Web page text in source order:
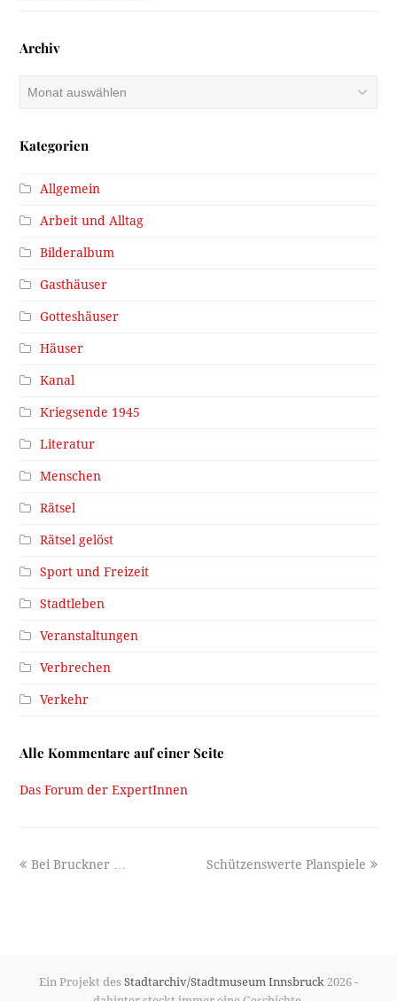
Archiv
Kategorien
Allgemein
Arbeit und Alltag
Bilderalbum
Gasthäuser
Gotteshäuser
Häuser
Kanal
Kriegsende 1945
Literatur
Menschen
Rätsel
Rätsel gelöst
Sport und Freizeit
Stadtleben
Veranstaltungen
Verbrechen
Verkehr
Alle Kommentare auf einer Seite
Das Forum der ExpertInnen
previous
Bei Bruckner …
next
Schützenswerte Planspiele
Ein Projekt des Stadtarchiv/Stadtmuseum Innsbruck 2026 -